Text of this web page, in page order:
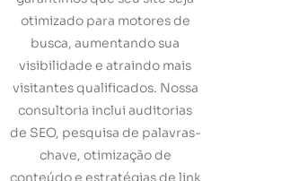
otimizado para motores de
busca, aumentando sua
visibilidade e atraindo mais
visitantes qualificados. Nossa
consultoria inclui auditorias
de SEO, pesquisa de palavras-
chave, otimização de
conteúdo e estratégias de link